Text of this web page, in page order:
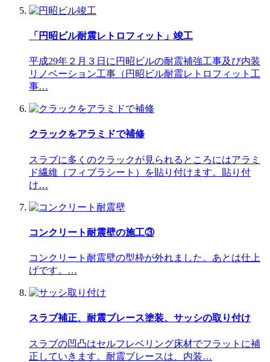
「円昭ビル耐震レトロフィット」竣工
平成29年２月３日に円昭ビルの耐震補強工事及び内装
リノベーション工事（円昭ビル耐震レトロフィット工
事…
クラックをアラミドで補修
スラブに多くのクラックが見られるところにはアラミ
ド繊維（フィブラシート）を貼り付けます。貼り付
け…
コンクリート耐震壁の施工③
コンクリート耐震壁の型枠が外れました。あとは仕上
げです。…
スラブ補正、耐震ブレース塗装、サッシの取り付け
スラブの凹凸はセルフレベリング床材でフラットに補
正していきます。耐震ブレースは、内装…